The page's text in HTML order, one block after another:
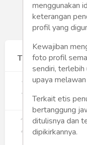
Terpopuler
1 Gerakan
Pondok
Semarang
355
2 MBG dan
Lapangan
menggunakan
keterangan
profil yang
Kewajiban
foto profil
sendiri,
upaya
Terkait etis
bertanggung
ditulisnya dan
dipikirkannya.